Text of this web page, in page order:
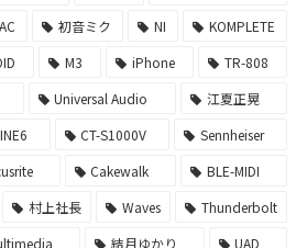
初音ミク NI
KOMPLETE
M3 iPhone
TR-808
Universal Audio
江夏正晃
CT-S1000V
Sennheiser
Cakewalk
BLE-MIDI
村上社長 Waves
Thunderbolt
結月ゆかり
UAD